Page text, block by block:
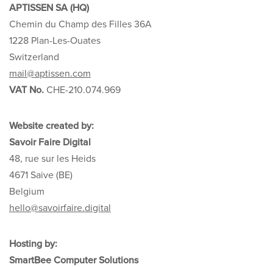
APTISSEN SA (HQ)
Chemin du Champ des Filles 36A
1228 Plan-Les-Ouates
Switzerland
mail@aptissen.com
VAT No. CHE-210.074.969
Website created by:
Savoir Faire Digital
48, rue sur les Heids
4671 Saive (BE)
Belgium
hello@savoirfaire.digital
Hosting by:
SmartBee Computer Solutions